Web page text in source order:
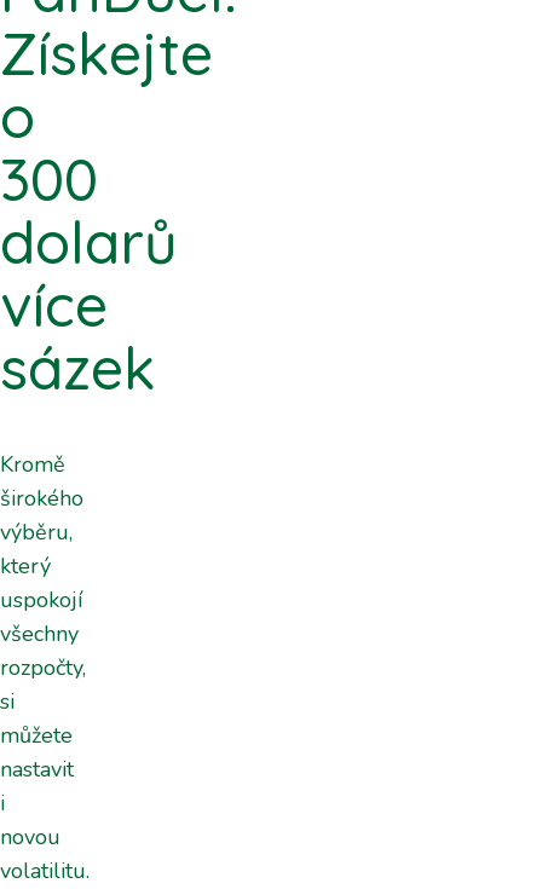
Získejte
o
300
dolarů
více
sázek
Kromě
širokého
výběru,
který
uspokojí
všechny
rozpočty,
si
můžete
nastavit
i
novou
volatilitu.